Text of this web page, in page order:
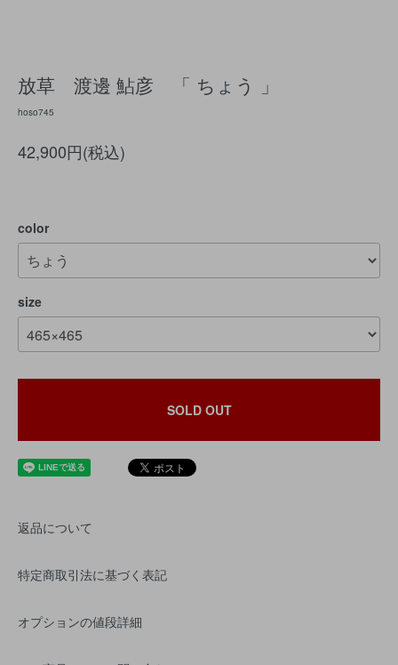
放草 渡邊 鮎彦 「 ちょう 」
hoso745
42,900円(税込)
color
size
SOLD OUT
返品について
特定商取引法に基づく表記
オプションの値段詳細